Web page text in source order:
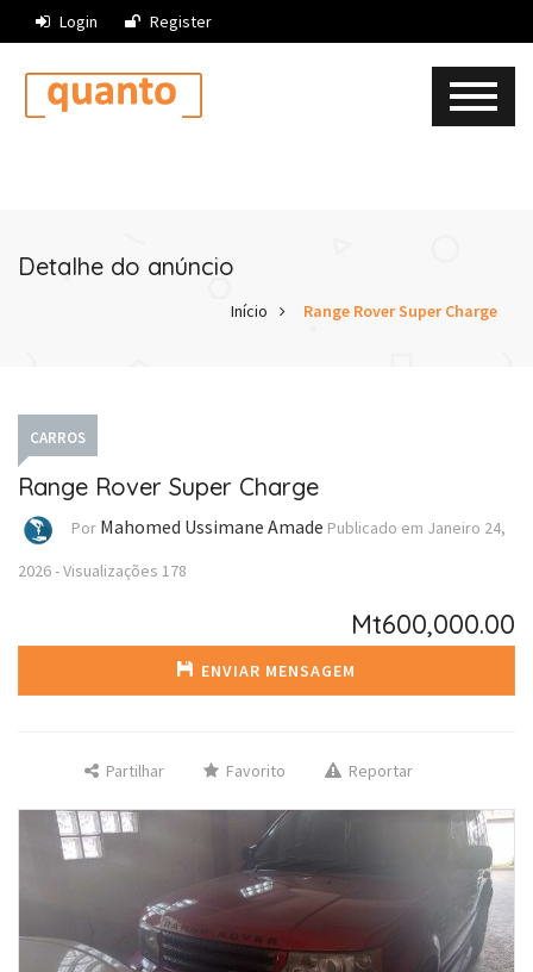
Login Register
Detalhe do anúncio
Início Range Rover Super Charge
CARROS
Range Rover Super Charge
Por Mahomed Ussimane Amade Publicado em Janeiro 24,
2026-Visualizações 178
Mt600,000.00
ENVIAR MENSAGEM
Partilhar Favorito Reportar